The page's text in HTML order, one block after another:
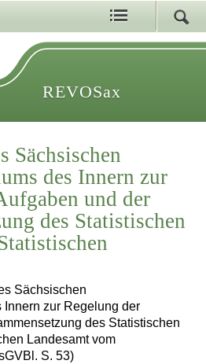
REVOSax
Sächsischen
des Innern zur
und der
des Statistischen
Sächsischen
Innern zur Regelung der
des Statistischen
Landesamt vom
S. 53)